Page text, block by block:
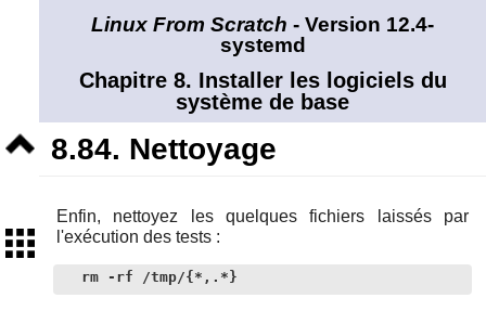
Linux From Scratch - Version 12.4-
systemd
Chapitre 8. Installer les logiciels du
système de base
8.84. Nettoyage
Enfin, nettoyez les quelques fichiers laissés par
l'exécution des tests :
rm -rf /tmp/{*,.*}
supérieur
Sommaire